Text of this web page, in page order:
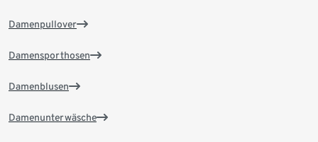
Damenpullover
Damensporthosen
Damenblusen
Damenunterwäsche